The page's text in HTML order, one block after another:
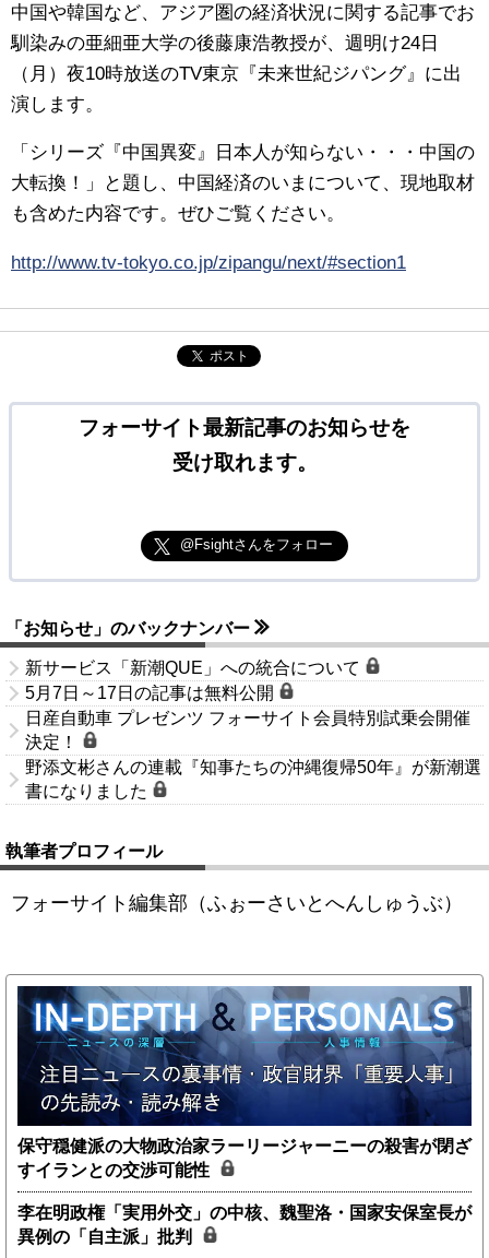
中国や韓国など、アジア圏の経済状況に関する記事でお
馴染みの亜細亜大学の後藤康浩教授が、週明け24日
（月）夜10時放送のTV東京『未来世紀ジパング』に出
演します。
「シリーズ『中国異変』日本人が知らない・・・中国の
大転換！」と題し、中国経済のいまについて、現地取材
も含めた内容です。ぜひご覧ください。
http://www.tv-tokyo.co.jp/zipangu/next/#section1
ポスト
フォーサイト最新記事のお知らせを
受け取れます。
@Fsightさんをフォロー
「お知らせ」のバックナンバー
新サービス「新潮QUE」への統合について
5月7日～17日の記事は無料公開
日産自動車 プレゼンツ フォーサイト会員特別試乗会開催
決定！
野添文彬さんの連載『知事たちの沖縄復帰50年』が新潮選
書になりました
執筆者プロフィール
フォーサイト編集部（ふぉーさいとへんしゅうぶ）
保守穏健派の大物政治家ラーリージャーニーの殺害が閉ざ
すイランとの交渉可能性
李在明政権「実用外交」の中核、魏聖洛・国家安保室長が
異例の「自主派」批判